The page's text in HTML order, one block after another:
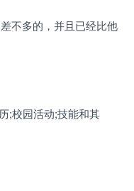
不多的，并且已经比他
;校园活动;技能和其